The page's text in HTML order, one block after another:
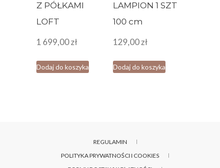
Z PÓŁKAMI
LOFT
1 699,00zł
Dodaj do koszyka
LAMPION 1 SZT
100 cm
129,00zł
Dodaj do koszyka
REGULAMIN
POLITYKA PRYWATNOŚCI I COOKIES